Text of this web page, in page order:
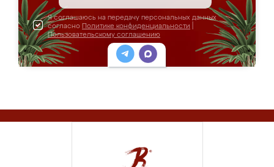
Я соглашаюсь на передачу персональных данных
согласно Политике конфиденциальности
Пользовательскому соглашению